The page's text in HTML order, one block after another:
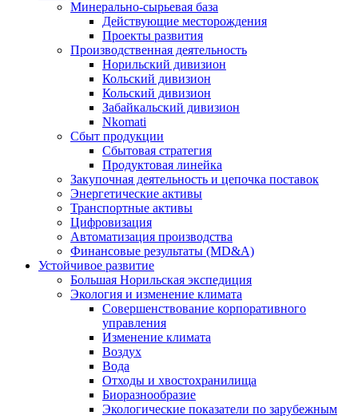
Минерально-сырьевая база
Действующие месторождения
Проекты развития
Производственная деятельность
Норильский дивизион
Кольский дивизион
Кольский дивизион
Забайкальский дивизион
Nkomati
Сбыт продукции
Сбытовая стратегия
Продуктовая линейка
Закупочная деятельность и цепочка поставок
Энергетические активы
Транспортные активы
Цифровизация
Автоматизация производства
Финансовые результаты (MD&A)
Устойчивое развитие
Большая Норильская экспедиция
Экология и изменение климата
Совершенствование корпоративного
управления
Изменение климата
Воздух
Вода
Отходы и хвостохранилища
Биоразнообразие
Экологические показатели по зарубежным